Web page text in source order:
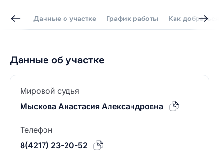
Данные о участке График работы Как добраться
Данные об участке
Мировой судья
Мыскова Анастасия Александровна
Телефон
8(4217) 23-20-52